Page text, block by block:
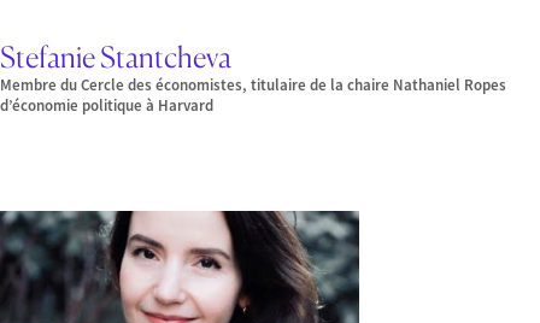
Stefanie Stantcheva
Membre du Cercle des économistes, titulaire de la chaire Nathaniel Ropes
d’économie politique à Harvard